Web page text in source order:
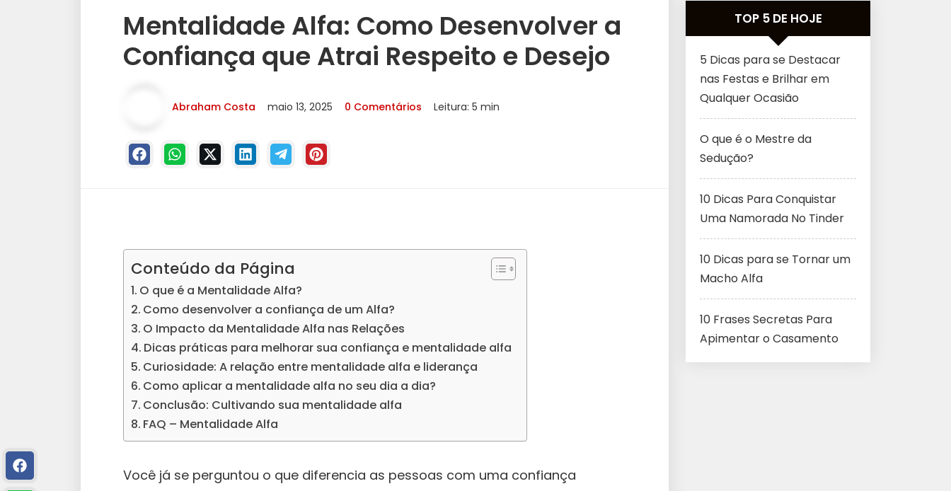
Mentalidade Alfa: Como Desenvolver a
Confiança que Atrai Respeito e Desejo
Abraham Costa maio 13, 2025 0 Comentários Leitura: 5 min
Conteúdo da Página
O que é a Mentalidade Alfa?
Como desenvolver a confiança de um Alfa?
O Impacto da Mentalidade Alfa nas Relações
Dicas práticas para melhorar sua confiança e mentalidade alfa
Curiosidade: A relação entre mentalidade alfa e liderança
Como aplicar a mentalidade alfa no seu dia a dia?
Conclusão: Cultivando sua mentalidade alfa
FAQ – Mentalidade Alfa
Você já se perguntou o que diferencia as pessoas com uma confiança
TOP 5 DE HOJE
5 Dicas para se Destacar
nas Festas e Brilhar em
Qualquer Ocasião
O que é o Mestre da
Sedução?
10 Dicas Para Conquistar
Uma Namorada No Tinder
10 Dicas para se Tornar um
Macho Alfa
10 Frases Secretas Para
Apimentar o Casamento